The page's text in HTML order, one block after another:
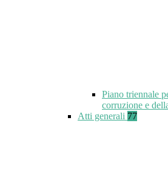
Piano triennale
corruzione e
Atti generali 77